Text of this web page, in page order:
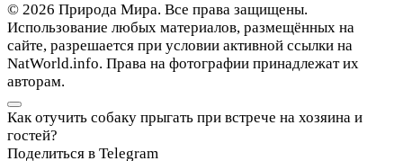
© 2026 Природа Мира. Все права защищены.
Использование любых материалов, размещённых на
сайте, разрешается при условии активной ссылки на
NatWorld.info. Права на фотографии принадлежат их
авторам.
Как отучить собаку прыгать при встрече на хозяина и
гостей?
Поделиться в Telegram